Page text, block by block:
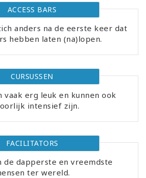
ACCESS BARS
anders na de eerste keer dat
hebben laten (na)lopen.
CURSUSSEN
vaak erg leuk en kunnen ook
intensief zijn.
FACILITATORS
de dapperste en vreemdste
ter wereld.